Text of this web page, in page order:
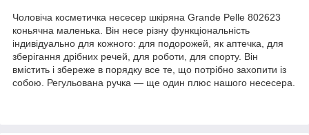
Чоловіча косметичка несесер шкіряна Grande Pelle 802623
коньячна маленька. Він несе різну функціональність
індивідуально для кожного: для подорожей, як аптечка, для
зберігання дрібних речей, для роботи, для спорту. Він
вмістить і збереже в порядку все те, що потрібно захопити із
собою. Регульована ручка — ще один плюс нашого несесера.